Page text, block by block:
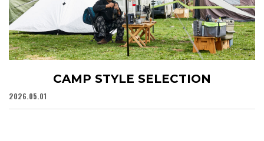
CAMP STYLE SELECTION
2026.05.01